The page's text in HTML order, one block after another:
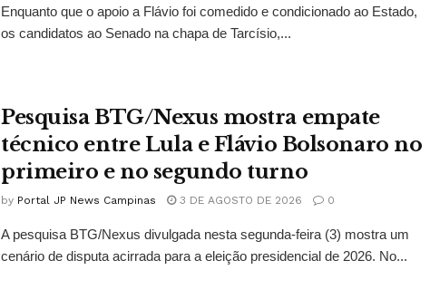
Enquanto que o apoio a Flávio foi comedido e condicionado ao Estado,
os candidatos ao Senado na chapa de Tarcísio,...
Pesquisa BTG/Nexus mostra empate
técnico entre Lula e Flávio Bolsonaro no
primeiro e no segundo turno
by Portal JP News Campinas 3 DE AGOSTO DE 2026 0
A pesquisa BTG/Nexus divulgada nesta segunda-feira (3) mostra um
cenário de disputa acirrada para a eleição presidencial de 2026. No...